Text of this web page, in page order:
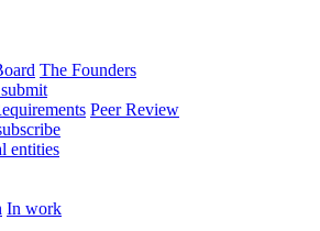
The Founders
Peer Review
entities
In work